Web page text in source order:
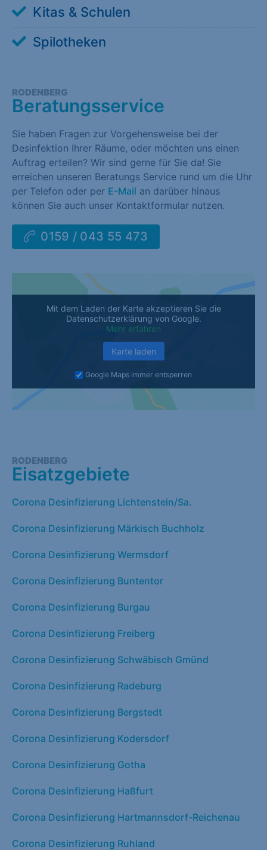
Kitas & Schulen
Spilotheken
RODENBERG
Beratungsservice
Sie haben Fragen zur Vorgehensweise bei der
Desinfektion Ihrer Räume, oder möchten uns einen
Auftrag erteilen? Wir sind gerne für Sie da! Sie
erreichen unseren Beratungs Service rund um die Uhr
per Telefon oder per E-Mail an darüber hinaus
können Sie auch unser Kontaktformular nutzen.
0159 / 043 55 473
Mit dem Laden der Karte akzeptieren Sie die
Datenschutzerklärung von Google.
Mehr erfahren
Karte laden
Google Maps immer entsperren
RODENBERG
Eisatzgebiete
Corona Desinfizierung Lichtenstein/Sa.
Corona Desinfizierung Märkisch Buchholz
Corona Desinfizierung Wermsdorf
Corona Desinfizierung Buntentor
Corona Desinfizierung Burgau
Corona Desinfizierung Freiberg
Corona Desinfizierung Schwäbisch Gmünd
Corona Desinfizierung Radeburg
Corona Desinfizierung Bergstedt
Corona Desinfizierung Kodersdorf
Corona Desinfizierung Gotha
Corona Desinfizierung Haßfurt
Corona Desinfizierung Hartmannsdorf-Reichenau
Corona Desinfizierung Ruhland